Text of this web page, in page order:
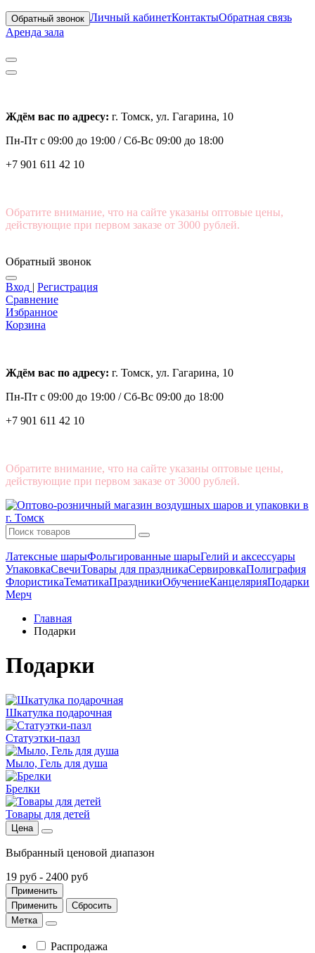
Обратный звонок Личный кабинетКонтактыОбратная связь
Аренда зала
Ждём вас по адресу: г. Томск, ул. Гагарина, 10
Пн-Пт с 09:00 до 19:00 /Сб-Вс 09:00 до 18:00
+7 901 611 42 10
Обратите внимание, что на сайте указаны оптовые цены,
действующие при первом заказе от 3000 рублей.
Обратный звонок
Вход | Регистрация
Сравнение
Избранное
Корзина
Ждём вас по адресу: г. Томск, ул. Гагарина, 10
Пн-Пт с 09:00 до 19:00 /Сб-Вс 09:00 до 18:00
+7 901 611 42 10
Обратите внимание, что на сайте указаны оптовые цены,
действующие при первом заказе от 3000 рублей.
Латексные шарыФольгированные шарыГелий и аксессуары
УпаковкаСвечиТовары для праздникаСервировкаПолиграфия
ФлористикаТематикаПраздникиОбучениеКанцелярияПодарки
Мерч
Главная
Подарки
Подарки
Шкатулка подарочная
Статуэтки-пазл
Мыло, Гель для душа
Брелки
Товары для детей
Цена
Выбранный ценовой диапазон
19 руб - 2400 руб
Применить
Применить
Сбросить
Метка
Распродажа